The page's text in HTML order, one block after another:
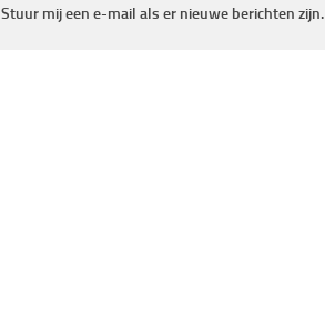
Stuur mij een e-mail als er nieuwe berichten zijn.